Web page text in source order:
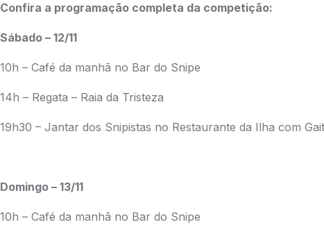
Confira a programação completa da competição:
Sábado – 12/11
10h – Café da manhã no Bar do Snipe
14h – Regata – Raia da Tristeza
19h30 – Jantar dos Snipistas no Restaurante da Ilha com
Domingo – 13/11
10h – Café da manhã no Bar do Snipe